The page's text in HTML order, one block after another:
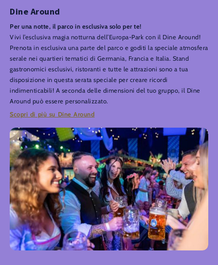
Dine Around
Per una notte, il parco in esclusiva solo per te!
Vivi l’esclusiva magia notturna dell’Europa-Park con il Dine Around!
Prenota in esclusiva una parte del parco e goditi la speciale atmosfera
serale nei quartieri tematici di Germania, Francia e Italia. Stand
gastronomici esclusivi, ristoranti e tutte le attrazioni sono a tua
disposizione in questa serata speciale per creare ricordi
indimenticabili! A seconda delle dimensioni del tuo gruppo, il Dine
Around può essere personalizzato.
Scopri di più su Dine Around